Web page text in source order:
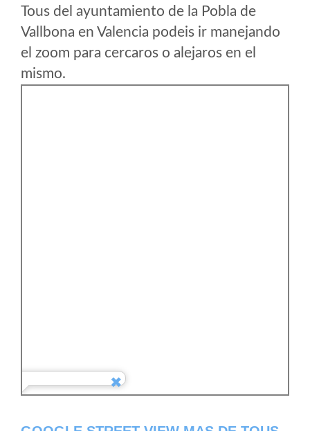
Tous del ayuntamiento de la Pobla de
Vallbona en Valencia podeis ir manejando
el zoom para cercaros o alejaros en el
mismo.